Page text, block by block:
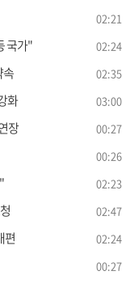
02:21
국가" 02:24
속 02:35
화 03:00
장 00:27
00:26
02:23
02:47
편 02:24
00:27